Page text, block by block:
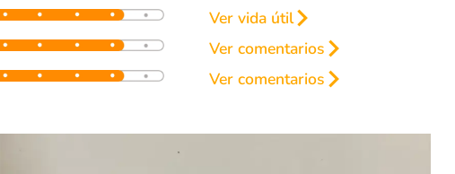
Ver vida útil
Frenos
25%
Ver comentarios
Ver comentarios
Parabrisas estrellado (ver fotos).